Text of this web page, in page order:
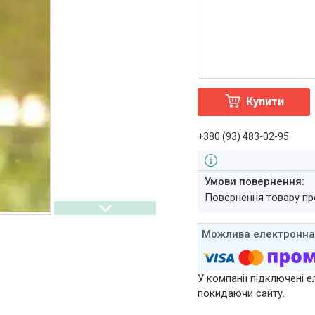
Купити
+380 (93) 483-02-95
повернення товару
У компанії підключені
покидаючи сайту.